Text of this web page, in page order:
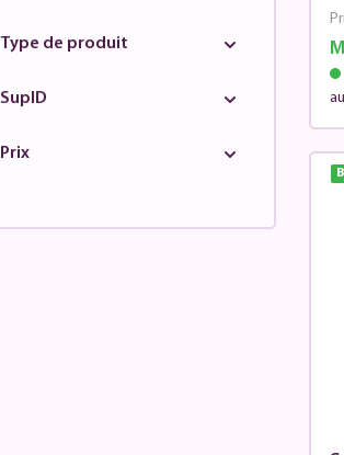
Type de produit
SupID
Prix